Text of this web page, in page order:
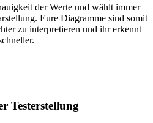
der Werte und wählt immer
Eure Diagramme sind somit
zu interpretieren und ihr erkennt
Testerstellung